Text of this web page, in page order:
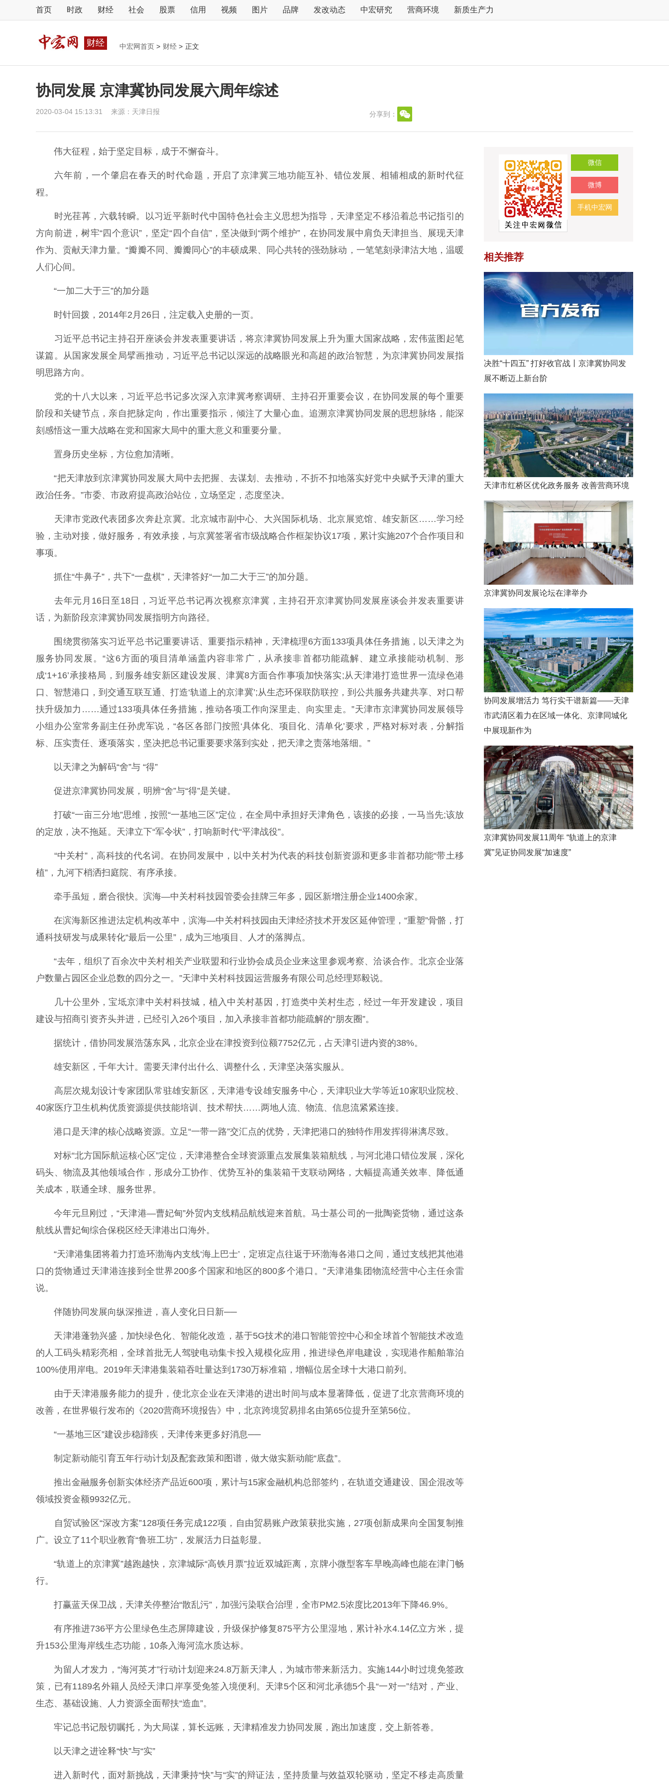
首页 时政 财经 社会 股票 信用 视频 图片 品牌 发改动态 中宏研究 营商环境 新质生产力
财经 中宏网首页 > 财经 > 正文
协同发展 京津冀协同发展六周年综述
2020-03-04 15:13:31 来源： 天津日报 分享到：
伟大征程，始于坚定目标，成于不懈奋斗。
六年前，一个肇启在春天的时代命题，开启了京津冀三地功能互补、错位发展、相辅相成的新时代征
程。
时光荏苒，六载转瞬。以习近平新时代中国特色社会主义思想为指导，天津坚定不移沿着总书记指引的
方向前进，树牢“四个意识”，坚定“四个自信”，坚决做到“两个维护”，在协同发展中肩负天津担当、展现天津
作为、贡献天津力量。“瓣瓣不同、瓣瓣同心”的丰硕成果、同心共转的强劲脉动，一笔笔刻录津沽大地，温暖
人们心间。
“一加二大于三”的加分题
时针回拨，2014年2月26日，注定载入史册的一页。
习近平总书记主持召开座谈会并发表重要讲话，将京津冀协同发展上升为重大国家战略，宏伟蓝图起笔
谋篇。从国家发展全局擘画推动，习近平总书记以深远的战略眼光和高超的政治智慧，为京津冀协同发展指
明思路方向。
党的十八大以来，习近平总书记多次深入京津冀考察调研、主持召开重要会议，在协同发展的每个重要
阶段和关键节点，亲自把脉定向，作出重要指示，倾注了大量心血。追溯京津冀协同发展的思想脉络，能深
刻感悟这一重大战略在党和国家大局中的重大意义和重要分量。
置身历史坐标，方位愈加清晰。
“把天津放到京津冀协同发展大局中去把握、去谋划、去推动，不折不扣地落实好党中央赋予天津的重大
政治任务。”市委、市政府提高政治站位，立场坚定，态度坚决。
天津市党政代表团多次奔赴京冀。北京城市副中心、大兴国际机场、北京展览馆、雄安新区……学习经
验，主动对接，做好服务，有效承接，与京冀签署省市级战略合作框架协议17项，累计实施207个合作项目和
事项。
抓住“牛鼻子”，共下“一盘棋”，天津答好“一加二大于三”的加分题。
去年元月16日至18日，习近平总书记再次视察京津冀，主持召开京津冀协同发展座谈会并发表重要讲
话，为新阶段京津冀协同发展指明方向路径。
围绕贯彻落实习近平总书记重要讲话、重要指示精神，天津梳理6方面133项具体任务措施，以天津之为
服务协同发展。“这6方面的项目清单涵盖内容非常广，从承接非首都功能疏解、建立承接能动机制、形
成‘1+16’承接格局，到服务雄安新区建设发展、津冀8方面合作事项加快落实;从天津港打造世界一流绿色港
口、智慧港口，到交通互联互通、打造‘轨道上的京津冀’;从生态环保联防联控，到公共服务共建共享、对口帮
扶升级加力……通过133项具体任务措施，推动各项工作向深里走、向实里走。”天津市京津冀协同发展领导
小组办公室常务副主任孙虎军说，“各区各部门按照‘具体化、项目化、清单化’要求，严格对标对表，分解指
标、压实责任、逐项落实，坚决把总书记重要要求落到实处，把天津之责落地落细。”
以天津之为解码“舍”与 “得”
促进京津冀协同发展，明辨“舍”与“得”是关键。
打破“一亩三分地”思维，按照“一基地三区”定位，在全局中承担好天津角色，该接的必接，一马当先;该放
的定放，决不拖延。天津立下“军令状”，打响新时代“平津战役”。
“中关村”，高科技的代名词。在协同发展中，以中关村为代表的科技创新资源和更多非首都功能“带土移
植”，九河下梢洒扫庭院、有序承接。
牵手虽短，磨合很快。滨海—中关村科技园管委会挂牌三年多，园区新增注册企业1400余家。
在滨海新区推进法定机构改革中，滨海—中关村科技园由天津经济技术开发区延伸管理，“重塑”骨骼，打
通科技研发与成果转化“最后一公里”，成为三地项目、人才的落脚点。
“去年，组织了百余次中关村相关产业联盟和行业协会成员企业来这里参观考察、洽谈合作。北京企业落
户数量占园区企业总数的四分之一。”天津中关村科技园运营服务有限公司总经理郑毅说。
几十公里外，宝坻京津中关村科技城，植入中关村基因，打造类中关村生态，经过一年开发建设，项目
建设与招商引资齐头并进，已经引入26个项目，加入承接非首都功能疏解的“朋友圈”。
据统计，借协同发展浩荡东风，北京企业在津投资到位额7752亿元，占天津引进内资的38%。
雄安新区，千年大计。需要天津付出什么、调整什么，天津坚决落实服从。
高层次规划设计专家团队常驻雄安新区，天津港专设雄安服务中心，天津职业大学等近10家职业院校、
40家医疗卫生机构优质资源提供技能培训、技术帮扶……两地人流、物流、信息流紧紧连接。
港口是天津的核心战略资源。立足“一带一路”交汇点的优势，天津把港口的独特作用发挥得淋漓尽致。
对标“北方国际航运核心区”定位，天津港整合全球资源重点发展集装箱航线，与河北港口错位发展，深化
码头、物流及其他领域合作，形成分工协作、优势互补的集装箱干支联动网络，大幅提高通关效率、降低通
关成本，联通全球、服务世界。
今年元旦刚过，“天津港—曹妃甸”外贸内支线精品航线迎来首航。马士基公司的一批陶瓷货物，通过这条
航线从曹妃甸综合保税区经天津港出口海外。
“天津港集团将着力打造环渤海内支线‘海上巴士’，定班定点往返于环渤海各港口之间，通过支线把其他港
口的货物通过天津港连接到全世界200多个国家和地区的800多个港口。”天津港集团物流经营中心主任余雷
说。
伴随协同发展向纵深推进，喜人变化日日新──
天津港蓬勃兴盛，加快绿色化、智能化改造，基于5G技术的港口智能管控中心和全球首个智能技术改造
的人工码头精彩亮相，全球首批无人驾驶电动集卡投入规模化应用，推进绿色岸电建设，实现港作船舶靠泊
100%使用岸电。2019年天津港集装箱吞吐量达到1730万标准箱，增幅位居全球十大港口前列。
由于天津港服务能力的提升，使北京企业在天津港的进出时间与成本显著降低，促进了北京营商环境的
改善，在世界银行发布的《2020营商环境报告》中，北京跨境贸易排名由第65位提升至第56位。
“一基地三区”建设步稳蹄疾，天津传来更多好消息──
制定新动能引育五年行动计划及配套政策和图谱，做大做实新动能“底盘”。
推出金融服务创新实体经济产品近600项，累计与15家金融机构总部签约，在轨道交通建设、国企混改等
领域投资金额9932亿元。
自贸试验区“深改方案”128项任务完成122项，自由贸易账户政策获批实施，27项创新成果向全国复制推
广。设立了11个职业教育“鲁班工坊”，发展活力日益彰显。
“轨道上的京津冀”越跑越快，京津城际“高铁月票”拉近双城距离，京牌小微型客车早晚高峰也能在津门畅
行。
打赢蓝天保卫战，天津关停整治“散乱污”，加强污染联合治理，全市PM2.5浓度比2013年下降46.9%。
有序推进736平方公里绿色生态屏障建设，升级保护修复875平方公里湿地，累计补水4.14亿立方米，提
升153公里海岸线生态功能，10条入海河流水质达标。
为留人才发力，“海河英才”行动计划迎来24.8万新天津人，为城市带来新活力。实施144小时过境免签政
策，已有1189名外籍人员经天津口岸享受免签入境便利。天津5个区和河北承德5个县“一对一”结对，产业、
生态、基础设施、人力资源全面帮扶“造血”。
牢记总书记殷切嘱托，为大局谋，算长远账，天津精准发力协同发展，跑出加速度，交上新答卷。
以天津之进诠释“快”与“实”
进入新时代，面对新挑战，天津秉持“快”与“实”的辩证法，坚持质量与效益双轮驱动，坚定不移走高质量
微信
微博
手机中宏网
相关推荐
决胜“十四五” 打好收官战丨京津冀协同发
展不断迈上新台阶
天津市红桥区优化政务服务 改善营商环境
京津冀协同发展论坛在津举办
协同发展增活力 笃行实干谱新篇——天津
市武清区着力在区域一体化、京津同城化
中展现新作为
京津冀协同发展11周年 “轨道上的京津
冀”见证协同发展“加速度”